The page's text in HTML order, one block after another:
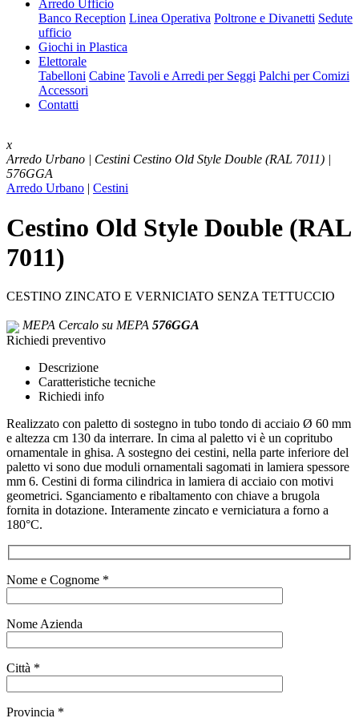
Arredo Ufficio
Banco Reception Linea Operativa Poltrone e Divanetti Sedute
ufficio
Giochi in Plastica
Elettorale
Tabelloni Cabine Tavoli e Arredi per Seggi Palchi per Comizi
Accessori
Contatti
x
Arredo Urbano | Cestini Cestino Old Style Double (RAL 7011) |
576GGA
Arredo Urbano | Cestini
Cestino Old Style Double (RAL
7011)
CESTINO ZINCATO E VERNICIATO SENZA TETTUCCIO
MEPA Cercalo su MEPA 576GGA
Richiedi preventivo
Descrizione
Caratteristiche tecniche
Richiedi info
Realizzato con paletto di sostegno in tubo tondo di acciaio Ø 60 mm
e altezza cm 130 da interrare. In cima al paletto vi è un copritubo
ornamentale in ghisa. A sostegno dei cestini, nella parte inferiore del
paletto vi sono due moduli ornamentali sagomati in lamiera spessore
mm 6. Cestini di forma cilindrica in lamiera di acciaio con motivi
geometrici. Sganciamento e ribaltamento con chiave a brugola
fornita in dotazione. Interamente zincato e verniciatura a forno a
180°C.
Nome e Cognome *
Nome Azienda
Città *
Provincia *